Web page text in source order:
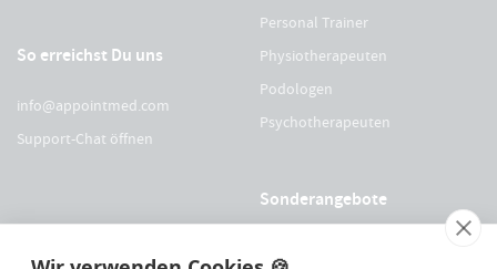
So erreichst Du uns
info@appointmed.com
Support-Chat öffnen
Personal Trainer
Physiotherapeuten
Podologen
Psychotherapeuten
Sonderangebote